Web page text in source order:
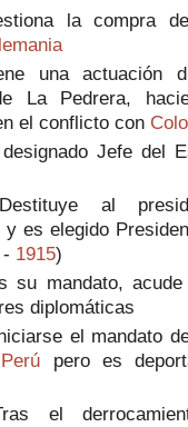
la compra
una actuación
La Pedrera,
el conflicto con
Jefe del
al
y es elegido
- 1915)
su mandato, acude
diplomáticas
el mandato
Perú pero es
el